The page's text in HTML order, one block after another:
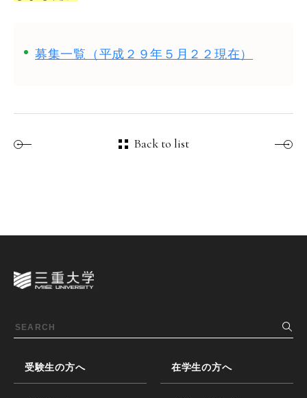
募集一覧（平成２９年５月２２現在）
Back to list
受験生の方へ 在学生の方へ